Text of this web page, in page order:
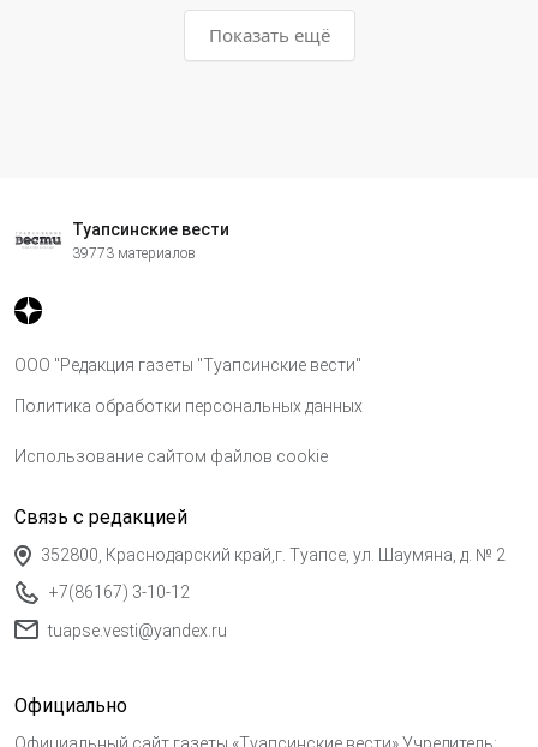
Показать ещё
Туапсинские вести
39773 материалов
ООО "Редакция газеты "Туапсинские вести"
Политика обработки персональных данных
Использование сайтом файлов cookie
Связь с редакцией
352800, Краснодарский край,г. Туапсе, ул. Шаумяна, д. № 2
+7(86167) 3-10-12
tuapse.vesti@yandex.ru
Официально
Официальный сайт газеты «Туапсинские вести» Учредитель: